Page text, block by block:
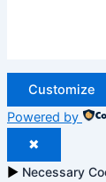
Customize
Powered by
✖
► Necessary